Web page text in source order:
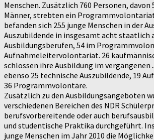
Menschen. Zusätzlich 760 Personen, davon
Männer, strebten ein Programmvolontariat
befanden sich 255 junge Menschen in der
Auszubildende in insgesamt acht staatlich
Ausbildungsberufen, 54 im
Aufnahmeleitervolontariat. 26
schlossen ihre Ausbildung im
ebenso 25 technische Auszubildende, 19
36 Programmvolontäre.
Zusätzlich zu den Ausbildungsangeboten
verschiedenen Bereichen des NDR
berufsvorbereitende oder auch
und studentische Praktika durchgeführt.
junge Menschen im Jahr 2010 die